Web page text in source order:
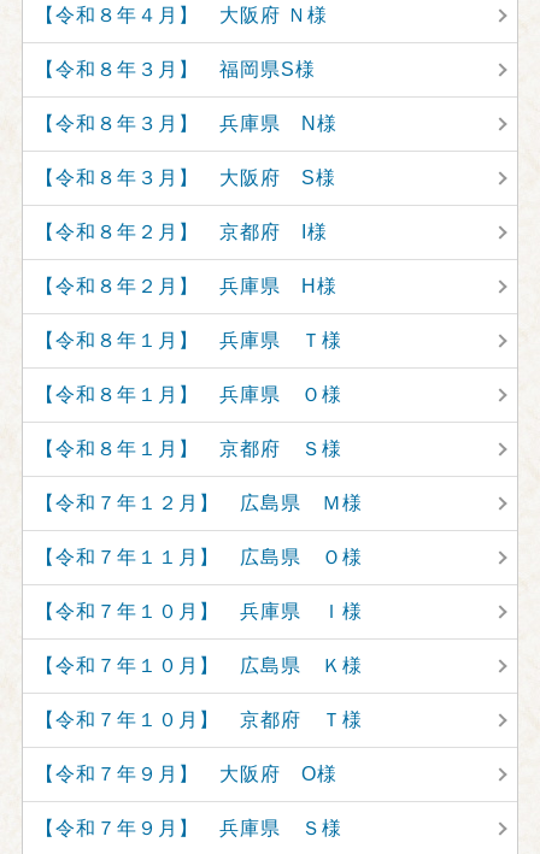
【令和８年４月】 大阪府 Ｎ様
【令和８年３月】 福岡県S様
【令和８年３月】 兵庫県 N様
【令和８年３月】 大阪府 S様
【令和８年２月】 京都府 I様
【令和８年２月】 兵庫県 H様
【令和８年１月】 兵庫県 Ｔ様
【令和８年１月】 兵庫県 Ｏ様
【令和８年１月】 京都府 Ｓ様
【令和７年１２月】 広島県 Ｍ様
【令和７年１１月】 広島県 Ｏ様
【令和７年１０月】 兵庫県 Ｉ様
【令和７年１０月】 広島県 Ｋ様
【令和７年１０月】 京都府 Ｔ様
【令和７年９月】 大阪府 O様
【令和７年９月】 兵庫県 Ｓ様